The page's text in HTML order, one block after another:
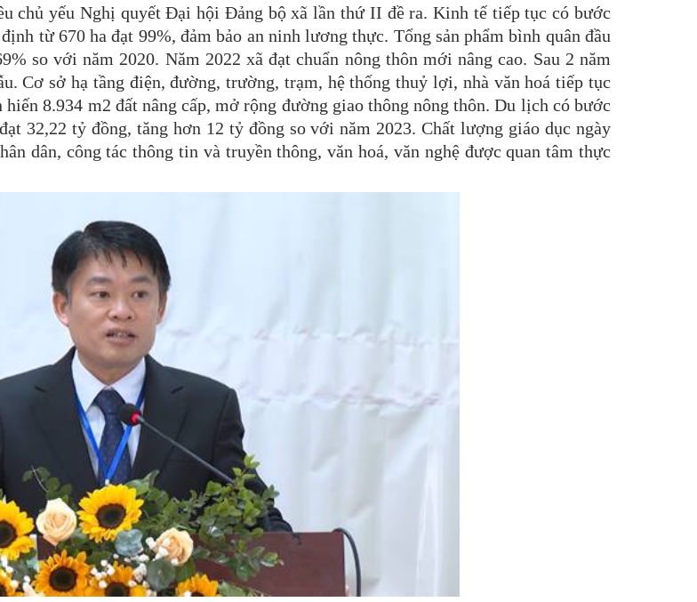
chủ yếu Nghị quyết Đại hội Đảng bộ xã lần thứ II đề ra. Kinh tế tiếp tục có bước
từ 670 ha đạt 99%, đảm bảo an ninh lương thực. Tổng sản phẩm bình quân đầu
so với năm 2020. Năm 2022 xã đạt chuẩn nông thôn mới nâng cao. Sau 2 năm
Cơ sở hạ tầng điện, đường, trường, trạm, hệ thống thuỷ lợi, nhà văn hoá tiếp tục
8.934 m2 đất nâng cấp, mở rộng đường giao thông nông thôn. Du lịch có bước
32,22 tỷ đồng, tăng hơn 12 tỷ đồng so với năm 2023. Chất lượng giáo dục ngày
dân, công tác thông tin và truyền thông, văn hoá, văn nghệ được quan tâm thực